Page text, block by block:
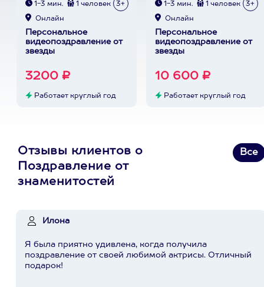
1-3 мин. 1 человек 3+
Онлайн
Персональное
видеопоздравление от
звезды
3200 ₽
Работает круглый год
1-3 мин. 1 человек 3+
Онлайн
Персональное
видеопоздравление от
звезды
10 600 ₽
Работает круглый год
Отзывы клиентов о
Поздравление от
знаменитостей
Все
Илона
Я была приятно удивлена, когда получила
поздравление от своей любимой актрисы. Отличный
подарок!